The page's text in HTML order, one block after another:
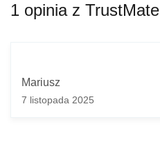
1 opinia z TrustMate
Mariusz
7 listopada 2025